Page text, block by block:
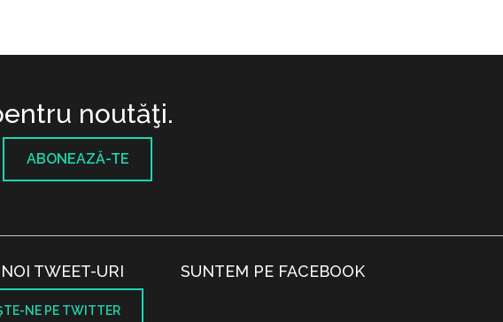
noutăţi.
ABONEAZĂ-TE
TWEET-URI
NE PE TWITTER
SUNTEM PE FACEBOOK